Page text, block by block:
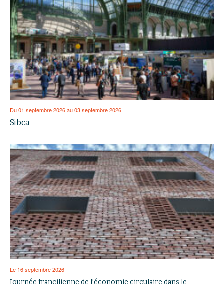
Du 01 septembre 2026 au 03 septembre 2026
Sibca
Le 16 septembre 2026
Journée francilienne de l’économie circulaire dans le